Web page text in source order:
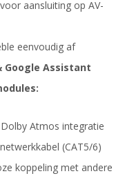
aansluiting op AV-
eenvoudig af
Google Assistant
Atmos integratie
(CAT5/6)
koppeling met andere